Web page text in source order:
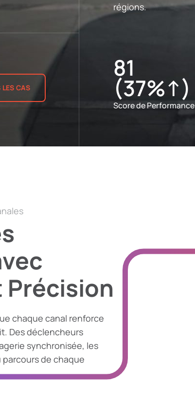
régions.
81
(37%↑)
Score de Performance
CAS
Précision
chaque canal renforce
Des déclencheurs
synchronisée, les
de chaque